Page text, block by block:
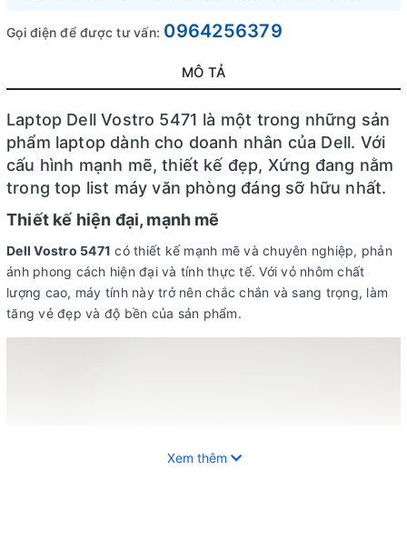
Gọi điện để được tư vấn: 0964256379
MÔ TẢ
Laptop Dell Vostro 5471 là một trong những sản
phẩm laptop dành cho doanh nhân của Dell. Với
cấu hình mạnh mẽ, thiết kế đẹp, Xứng đang nằm
trong top list máy văn phòng đáng sỡ hữu nhất.
Thiết kế hiện đại, mạnh mẽ
Dell Vostro 5471 có thiết kế mạnh mẽ và chuyên nghiệp, phản
ánh phong cách hiện đại và tính thực tế. Với vỏ nhôm chất
lượng cao, máy tính này trở nên chắc chắn và sang trọng, làm
tăng vẻ đẹp và độ bền của sản phẩm.
Xem thêm